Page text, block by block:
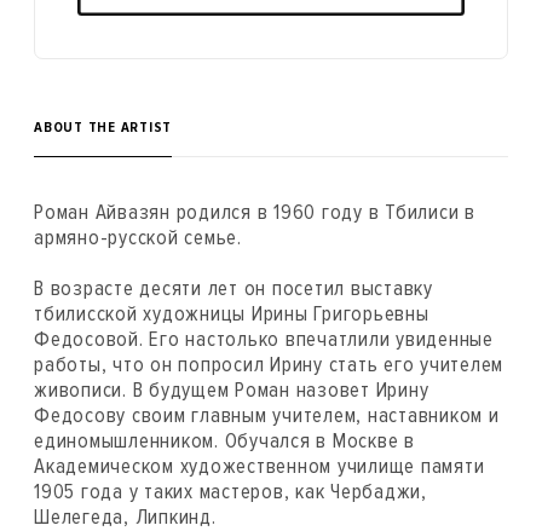
ABOUT THE ARTIST
Роман Айвазян родился в 1960 году в Тбилиси в
армяно-русской семье.
В возрасте десяти лет он посетил выставку
тбилисской художницы Ирины Григорьевны
Федосовой. Его настолько впечатлили увиденные
работы, что он попросил Ирину стать его учителем
живописи. В будущем Роман назовет Ирину
Федосову своим главным учителем, наставником и
единомышленником. Обучался в Москве в
Академическом художественном училище памяти
1905 года у таких мастеров, как Чербаджи,
Шелегеда, Липкинд.